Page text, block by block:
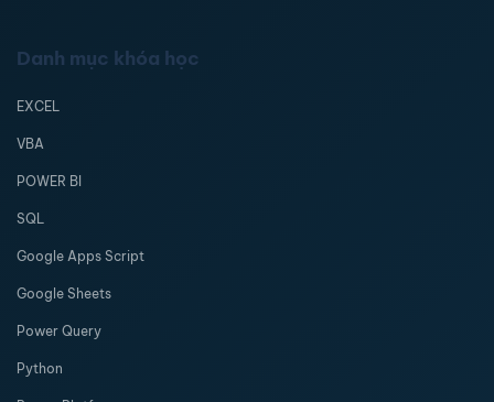
Danh mục khóa học
EXCEL
VBA
POWER BI
SQL
Google Apps Script
Google Sheets
Power Query
Python